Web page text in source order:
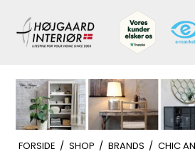
FORSIDE / SHOP / BRANDS / CHIC